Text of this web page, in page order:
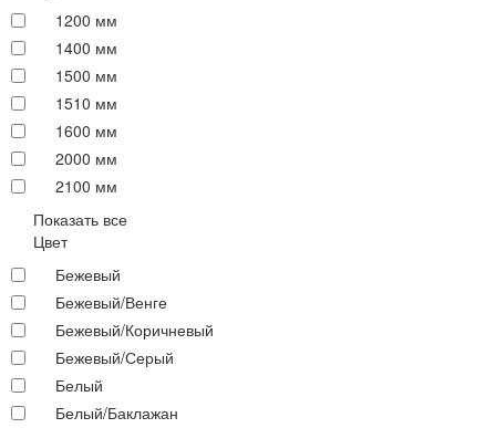
1200 мм
1400 мм
1500 мм
1510 мм
1600 мм
2000 мм
2100 мм
Показать все
Цвет
Бежевый
Бежевый/Венге
Бежевый/Коричневый
Бежевый/Серый
Белый
Белый/Баклажан